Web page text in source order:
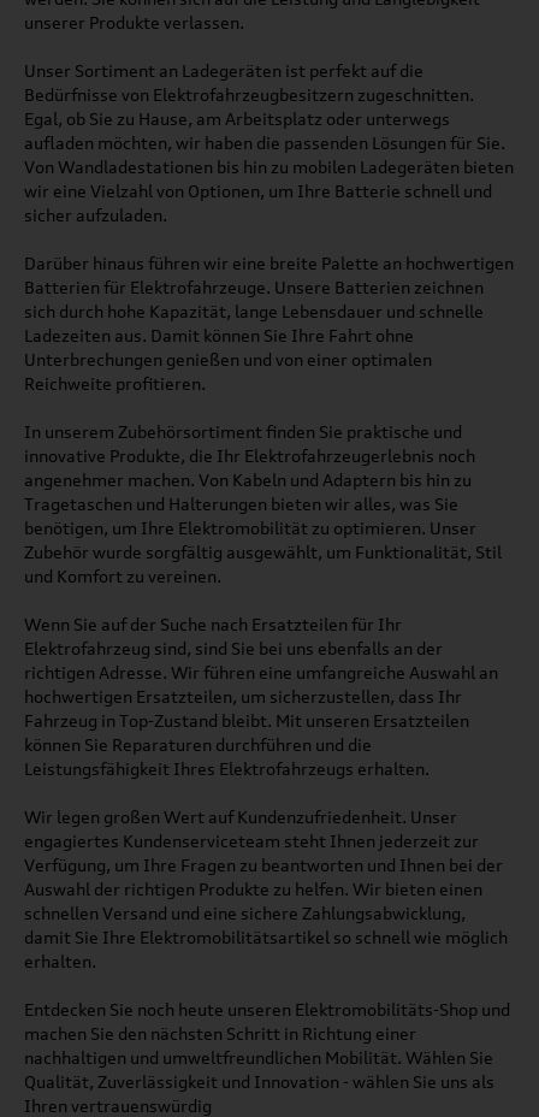
unserer Produkte verlassen.
Unser Sortiment an Ladegeräten ist perfekt auf die
Bedürfnisse von Elektrofahrzeugbesitzern zugeschnitten.
Egal, ob Sie zu Hause, am Arbeitsplatz oder unterwegs
aufladen möchten, wir haben die passenden Lösungen für Sie.
Von Wandladestationen bis hin zu mobilen Ladegeräten bieten
wir eine Vielzahl von Optionen, um Ihre Batterie schnell und
sicher aufzuladen.
Darüber hinaus führen wir eine breite Palette an hochwertigen
Batterien für Elektrofahrzeuge. Unsere Batterien zeichnen
sich durch hohe Kapazität, lange Lebensdauer und schnelle
Ladezeiten aus. Damit können Sie Ihre Fahrt ohne
Unterbrechungen genießen und von einer optimalen
Reichweite profitieren.
In unserem Zubehörsortiment finden Sie praktische und
innovative Produkte, die Ihr Elektrofahrzeugerlebnis noch
angenehmer machen. Von Kabeln und Adaptern bis hin zu
Tragetaschen und Halterungen bieten wir alles, was Sie
benötigen, um Ihre Elektromobilität zu optimieren. Unser
Zubehör wurde sorgfältig ausgewählt, um Funktionalität, Stil
und Komfort zu vereinen.
Wenn Sie auf der Suche nach Ersatzteilen für Ihr
Elektrofahrzeug sind, sind Sie bei uns ebenfalls an der
richtigen Adresse. Wir führen eine umfangreiche Auswahl an
hochwertigen Ersatzteilen, um sicherzustellen, dass Ihr
Fahrzeug in Top-Zustand bleibt. Mit unseren Ersatzteilen
können Sie Reparaturen durchführen und die
Leistungsfähigkeit Ihres Elektrofahrzeugs erhalten.
Wir legen großen Wert auf Kundenzufriedenheit. Unser
engagiertes Kundenserviceteam steht Ihnen jederzeit zur
Verfügung, um Ihre Fragen zu beantworten und Ihnen bei der
Auswahl der richtigen Produkte zu helfen. Wir bieten einen
schnellen Versand und eine sichere Zahlungsabwicklung,
damit Sie Ihre Elektromobilitätsartikel so schnell wie möglich
erhalten.
Entdecken Sie noch heute unseren Elektromobilitäts-Shop und
machen Sie den nächsten Schritt in Richtung einer
nachhaltigen und umweltfreundlichen Mobilität. Wählen Sie
Qualität, Zuverlässigkeit und Innovation - wählen Sie uns als
Ihren vertrauenswürdig